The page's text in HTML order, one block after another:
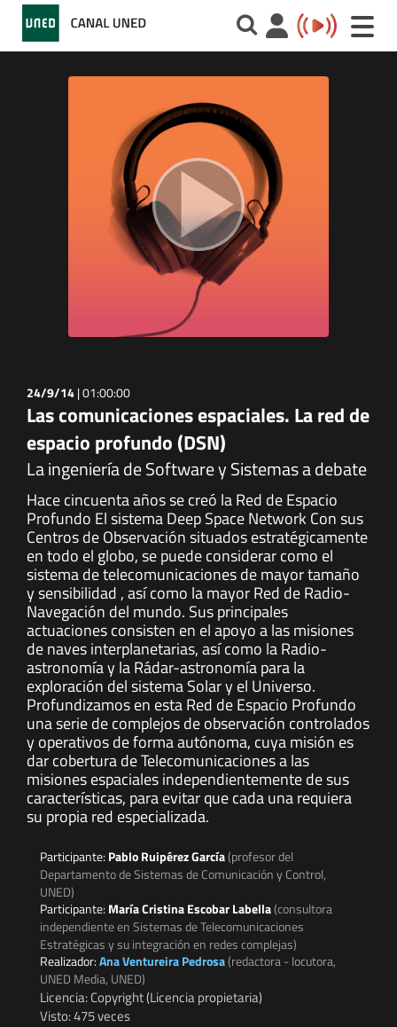
Toggle
24/9/14|01:00:00
Las comunicaciones espaciales. La red de
espacio profundo (DSN)
La ingeniería de Software y Sistemas a debate
Hace cincuenta años se creó la Red de Espacio
Profundo El sistema Deep Space Network Con sus
Centros de Observación situados estratégicamente
en todo el globo, se puede considerar como el
sistema de telecomunicaciones de mayor tamaño
y sensibilidad , así como la mayor Red de Radio-
Navegación del mundo. Sus principales
actuaciones consisten en el apoyo a las misiones
de naves interplanetarias, así como la Radio-
astronomía y la Rádar-astronomía para la
exploración del sistema Solar y el Universo.
Profundizamos en esta Red de Espacio Profundo
una serie de complejos de observación controlados
y operativos de forma autónoma, cuya misión es
dar cobertura de Telecomunicaciones a las
misiones espaciales independientemente de sus
características, para evitar que cada una requiera
su propia red especializada.
Participante: Pablo Ruipérez García(profesor del
Departamento de Sistemas de Comunicación y Control,
UNED)
Participante: María Cristina Escobar Labella(consultora
independiente en Sistemas de Telecomunicaciones
Estratégicas y su integración en redes complejas)
Realizador:Ana Ventureira Pedrosa(redactora - locutora,
UNED Media, UNED)
Licencia: Copyright (Licencia propietaria)
Visto: 475 veces